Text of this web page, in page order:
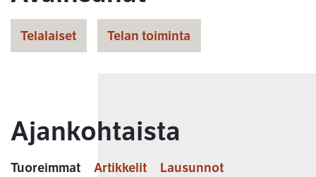
Telalaiset Telan toiminta
Ajankohtaista
Tuoreimmat Artikkelit
Lausunnot